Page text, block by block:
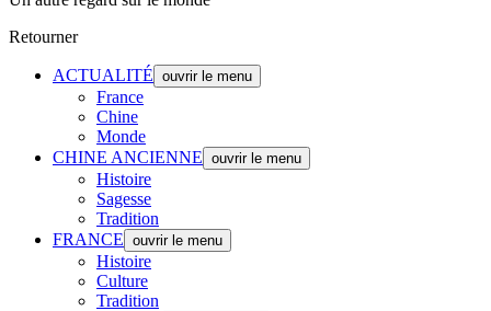
Retourner
ACTUALITÉ ouvrir le menu
France
Chine
Monde
CHINE ANCIENNE ouvrir le menu
Histoire
Sagesse
Tradition
FRANCE ouvrir le menu
Histoire
Culture
Tradition